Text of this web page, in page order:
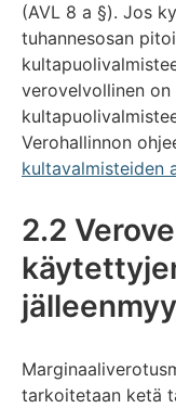
(AVL 8 a §). Jos
tuhannesosan
verovelvollinen
Verohallinnon
kultavalmisteiden
2.2
tarkoitetaan ketä